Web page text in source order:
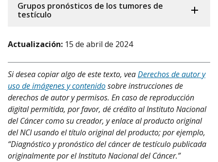
Grupos pronósticos de los tumores de
testículo
Actualización: 15 de abril de 2024
Si desea copiar algo de este texto, veaDerechos de autor y
uso de imágenes y contenidosobre instrucciones de
derechos de autor y permisos. En caso de reproducción
digital permitida, por favor, dé crédito al Instituto Nacional
del Cáncer como su creador, y enlace al producto original
del NCI usando el título original del producto; por ejemplo,
“Diagnóstico y pronóstico del cáncer de testículo publicada
originalmente por el Instituto Nacional del Cáncer.”